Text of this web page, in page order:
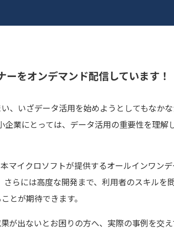
をオンデマンド配信しています！
、いざデータ活用を始めようとしてもなか
業にとっては、データ活用の重要性を理
マイクロソフトが提供するオールインワン
らには高度な開発まで、利用者のスキル
とが期待できます。
出ないとお困りの方へ、実際の事例を交